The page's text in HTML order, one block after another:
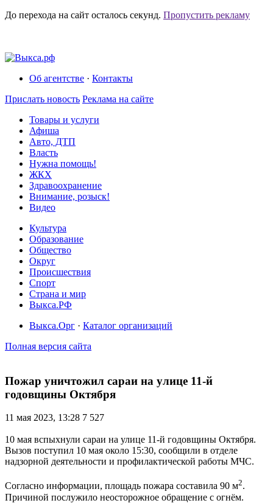
До перехода на сайт осталось секунд. Пропустить рекламу
Об агентстве · Контакты
Прислать новость Реклама на сайте
Товары и услуги
Афиша
Авто, ДТП
Власть
Нужна помощь!
ЖКХ
Здравоохранение
Внимание, розыск!
Видео
Культура
Образование
Общество
Округ
Происшествия
Спорт
Страна и мир
Выкса.РФ
Выкса.Орг · Каталог организаций
Полная версия сайта
Пожар уничтожил сараи на улице 11-й
годовщины Октября
11 мая 2023, 13:28 7 527
10 мая вспыхнули сараи на улице 11-й годовщины Октября.
Вызов поступил 10 мая около 15:30, сообщили в отделе
надзорной деятельности и профилактической работы МЧС.
Согласно информации, площадь пожара составила 90 м2.
Причиной послужило неосторожное обращение с огнём.